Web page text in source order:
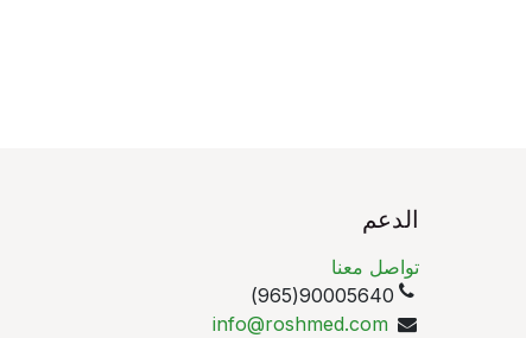
الدعم
تواصل معنا
90005640(965)
info@roshmed.com